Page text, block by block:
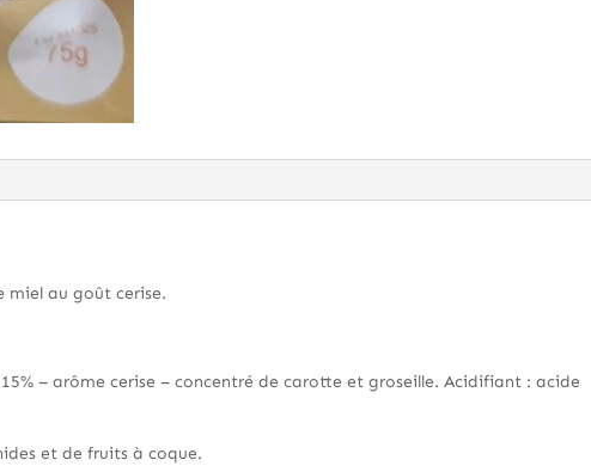
miel au goût cerise.
– arôme cerise – concentré de carotte et groseille. Acidifiant : acide
et de fruits à coque.